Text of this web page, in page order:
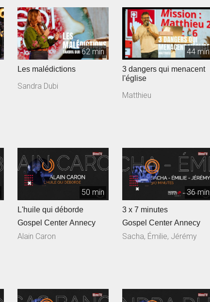
62 min
Les malédictions
Sandra Dubi
44 min
3 dangers qui menacent
l'église
Matthieu
50 min
L'huile qui déborde
Gospel Center Annecy
Alain Caron
36 min
3 x 7 minutes
Gospel Center Annecy
Sacha, Émilie, Jérémy